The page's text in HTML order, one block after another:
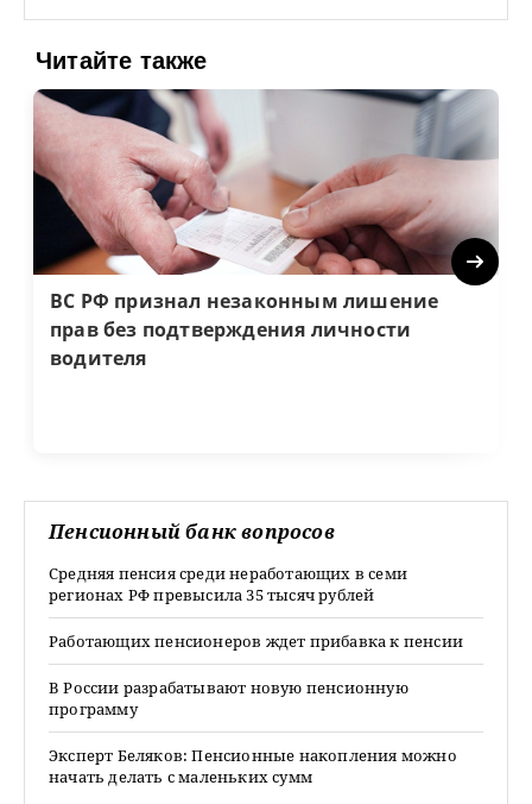
Читайте также
ВС РФ признал незаконным лишение
прав без подтверждения личности
водителя
Next
Пенсионный банк вопросов
Средняя пенсия среди неработающих в семи
регионах РФ превысила 35 тысяч рублей
Работающих пенсионеров ждет прибавка к пенсии
В России разрабатывают новую пенсионную
программу
Эксперт Беляков: Пенсионные накопления можно
начать делать с маленьких сумм